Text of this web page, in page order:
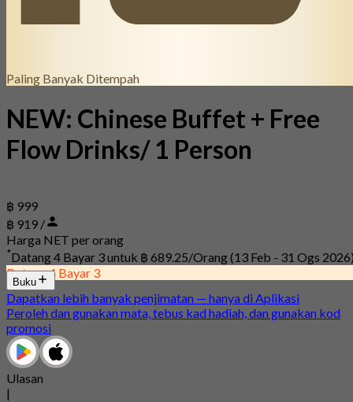
Paling Banyak Ditempah
NEW: Chinese Buffet + Free
Flow Drinks/ 1 Person
฿ 999
฿ 919 /
Harga NET per orang
*Datang 4 Bayar 3 untuk ฿ 689.25/Orang(13 Feb - 31 Ogs
Datang 4 Bayar 3
Buku
Dapatkan lebih banyak penjimatan — hanya di Aplikasi
Peroleh dan gunakan mata, tebus kad hadiah, dan gunakan kod
promosi
Ulasan
|